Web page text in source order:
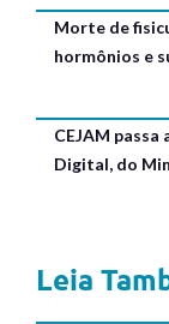
Morte de
hormônios e
CEJAM
Digital, do
Leia